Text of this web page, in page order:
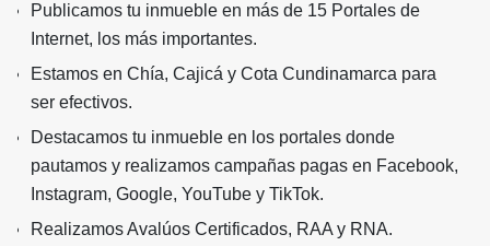
Publicamos tu inmueble en más de 15 Portales de
Internet, los más importantes.
Estamos en Chía, Cajicá y Cota Cundinamarca para
ser efectivos.
Destacamos tu inmueble en los portales donde
pautamos y realizamos campañas pagas en Facebook,
Instagram, Google, YouTube y TikTok.
Realizamos Avalúos Certificados, RAA y RNA.